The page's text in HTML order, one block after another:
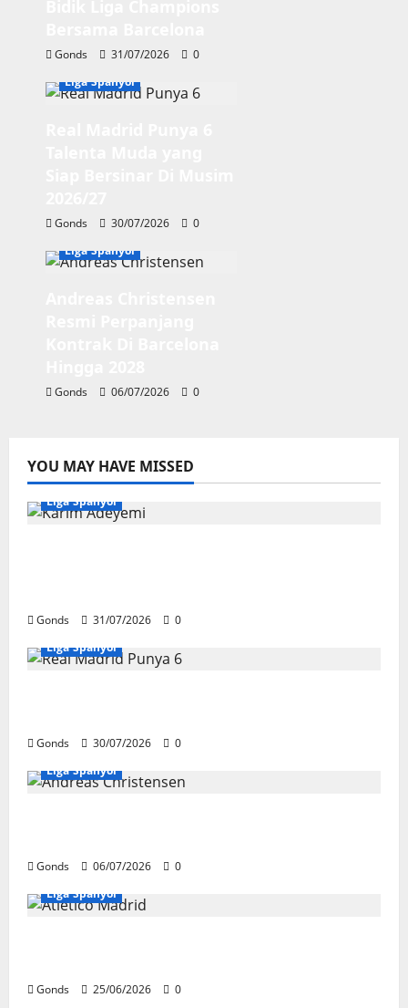
Gonds 31/07/2026
0
Liga Spanyol
Gonds 30/07/2026
0
Liga Spanyol
Gonds 06/07/2026 0
YOU MAY HAVE MISSED
Liga Spanyol
Gonds 31/07/2026
0
Liga Spanyol
Gonds 30/07/2026
0
Liga Spanyol
Gonds 06/07/2026
0
Liga Spanyol
Gonds 25/06/2026 0